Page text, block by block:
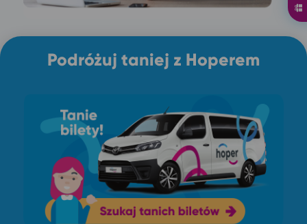
Podróżuj taniej z Hoperem